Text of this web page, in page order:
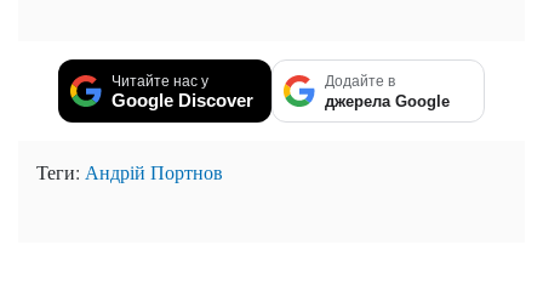
Читайте нас у
Google Discover
Додайте в
джерела Google
Теги: Андрій Портнов